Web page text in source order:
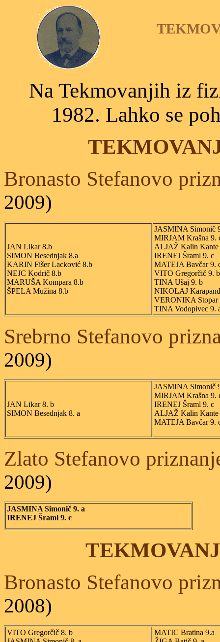
Na Tekmovanjih iz
1982. Lahko se
Bronasto Stefanovo
2009)
JAN Likar 8.b
SIMON Besednjak 8.a
KARIN Fišer Lacković 8.b
NEJC Kodrič 8.b
MARUŠA Kompara 8.b
ŠPELA Mužina 8.b
JASMINA Simonič
MIRJAM Krašna 9.
ALJAŽ Kalin Kante
IRENEJ Šraml 9. c
MATEJA Bavčar 9.
VITO Gregorčič 9. b
TINA Ušaj 9. b
NIKOLAJ
VERONIKA Stopar
TINA Vodopivec 9.
Srebrno Stefanovo
2009)
JAN Likar 8. b
SIMON Besednjak 8. a
JASMINA Simonič
MIRJAM Krašna
IRENEJ Šraml 9. c
ALJAŽ Kalin Kante
MATEJA Bavčar 9.
Zlato Stefanovo
2009)
JASMINA Simonič 9. a
IRENEJ Šraml 9. c
Bronasto Stefanovo
2008)
VITO Gregorčič 8. b
MATIC Bratina 9.a